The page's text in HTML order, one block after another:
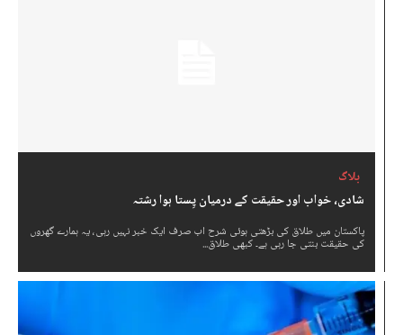
بلاگ
شادی، خواب اور حقیقت کے درمیان پِستا ہوا رشتہ
پاکستان میں طلاق کی بڑھتی ہوئی شرح اب صرف ایک خبر نہیں رہی، یہ ہمارے گھروں
کی حقیقت بنتی جا رہی ہے۔ کبھی طلاق...